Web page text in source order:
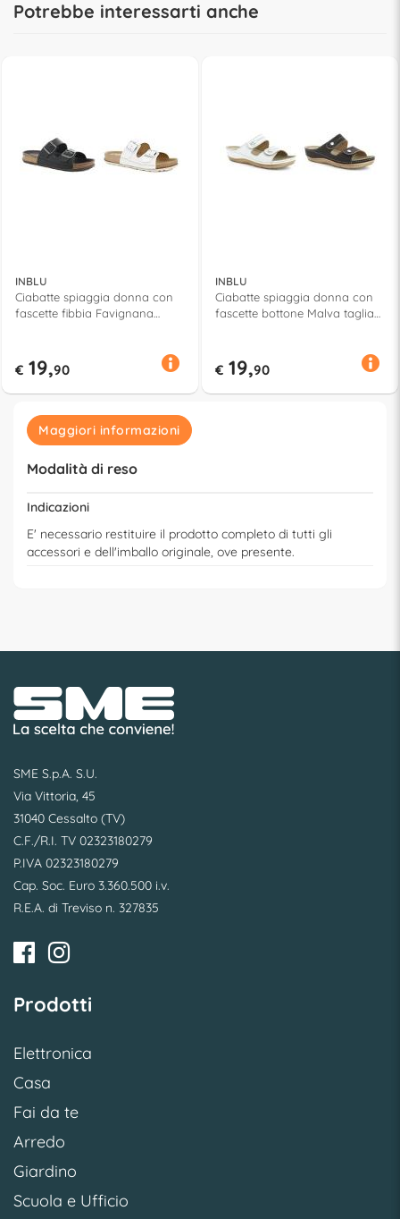
Potrebbe interessarti anche
INBLU
Ciabatte spiaggia donna con
fascette fibbia Favignana
€ 19,90
INBLU
Ciabatte spiaggia donna con
fascette bottone Malva taglia
€ 19,90
Maggiori informazioni
Modalità di reso
Indicazioni
E' necessario restituire il prodotto completo di tutti gli
accessori e dell'imballo originale, ove presente.
SME S.p.A. S.U.
Via Vittoria, 45
31040 Cessalto (TV)
C.F./R.I. TV 02323180279
P.IVA 02323180279
Cap. Soc. Euro 3.360.500 i.v.
R.E.A. di Treviso n. 327835
Prodotti
Elettronica
Casa
Fai da te
Arredo
Giardino
Scuola e Ufficio